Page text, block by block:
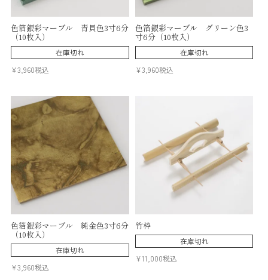
色箔銀彩マーブル 青貝色3寸6分
（10枚入）
在庫切れ
¥3,960税込
色箔銀彩マーブル グリーン色3
寸6分（10枚入）
在庫切れ
¥3,960税込
色箔銀彩マーブル 純金色3寸6分
（10枚入）
在庫切れ
¥3,960税込
竹枠
在庫切れ
¥11,000税込